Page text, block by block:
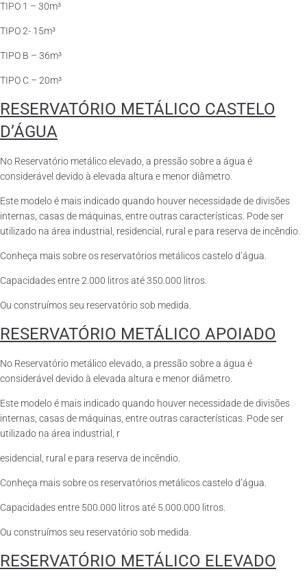
TIPO 1 – 30m³
TIPO 2- 15m³
TIPO B – 36m³
TIPO C – 20m³
RESERVATÓRIO METÁLICO CASTELO
D’ÁGUA
No Reservatório metálico elevado, a pressão sobre a água é
considerável devido à elevada altura e menor diâmetro.
Este modelo é mais indicado quando houver necessidade de divisões
internas, casas de máquinas, entre outras características. Pode ser
utilizado na área industrial, residencial, rural e para reserva de incêndio.
Conheça mais sobre os reservatórios metálicos castelo d’água.
Capacidades entre 2.000 litros até 350.000 litros.
Ou construímos seu reservatório sob medida.
RESERVATÓRIO METÁLICO APOIADO
No Reservatório metálico elevado, a pressão sobre a água é
considerável devido à elevada altura e menor diâmetro.
Este modelo é mais indicado quando houver necessidade de divisões
internas, casas de máquinas, entre outras características. Pode ser
utilizado na área industrial, r
esidencial, rural e para reserva de incêndio.
Conheça mais sobre os reservatórios metálicos castelo d’água.
Capacidades entre 500.000 litros até 5.000.000 litros.
Ou construímos seu reservatório sob medida.
RESERVATÓRIO METÁLICO ELEVADO